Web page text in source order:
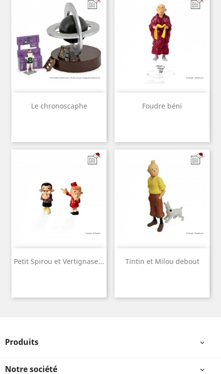
Le chronoscaphe Foudre béni
Petit Spirou et Vertignase... Tintin et Milou debout
Produits 
Notre société 